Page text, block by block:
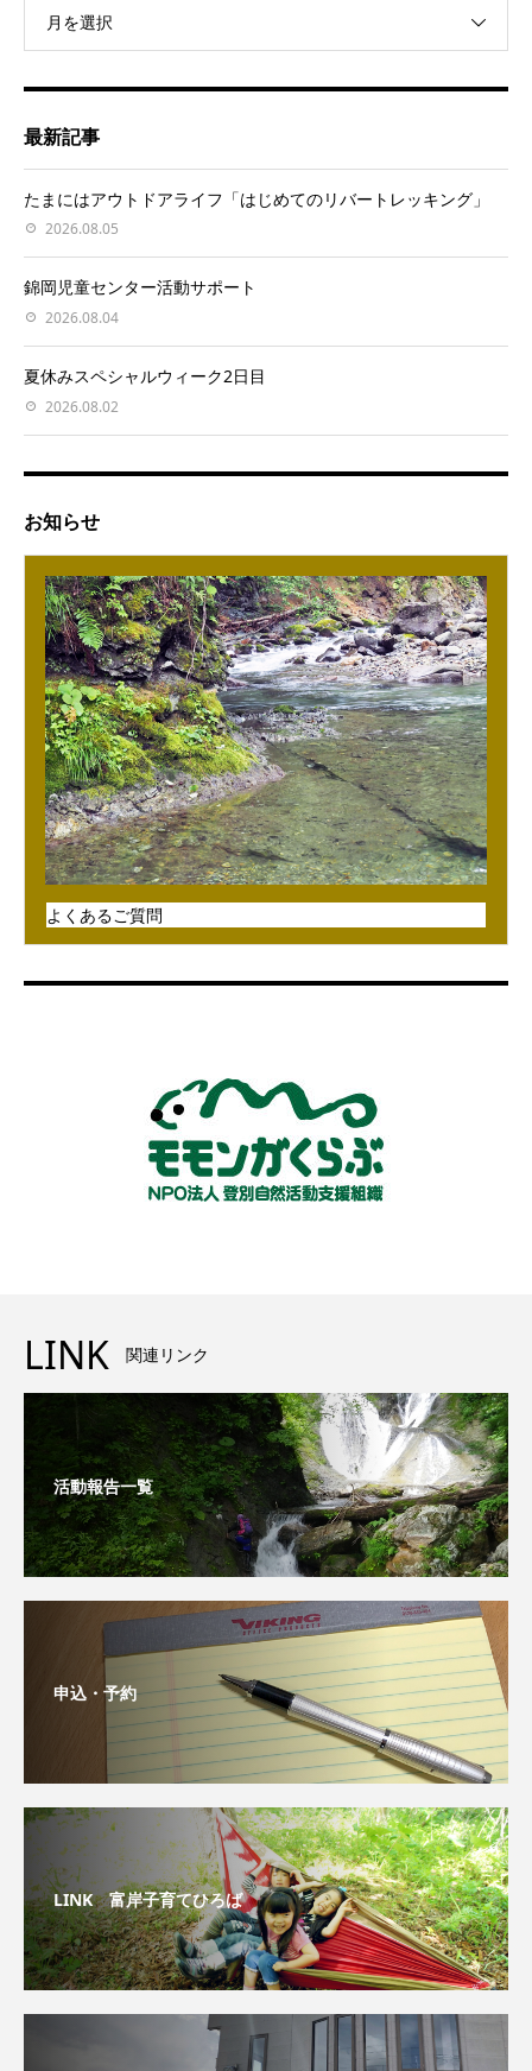
月を選択
最新記事
たまにはアウトドアライフ「はじめてのリバートレッキング」
2026.08.05
錦岡児童センター活動サポート
2026.08.04
夏休みスペシャルウィーク2日目
2026.08.02
お知らせ
よくあるご質問
LINK 関連リンク
活動報告一覧
申込・予約
LINK 富岸子育てひろば